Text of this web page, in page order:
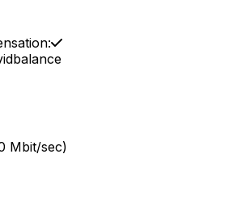
Mbit/sec)